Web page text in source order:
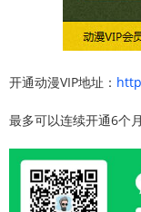
开通动漫VIP地址：
最多可以连续开通6个